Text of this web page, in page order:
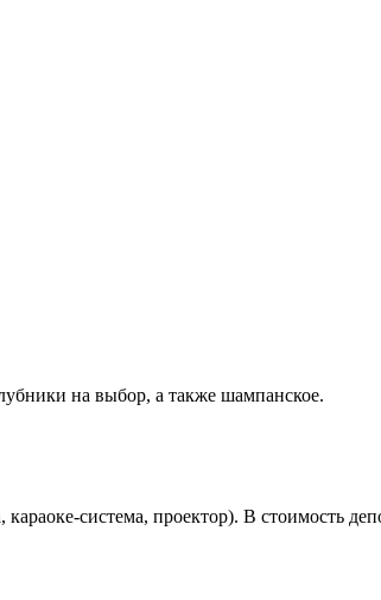
на выбор, а также шампанское.
система, проектор). В стоимость